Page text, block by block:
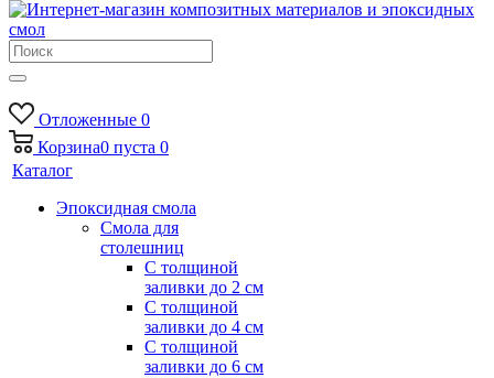
Отложенные 0
Корзина0 пуста 0
Каталог
Эпоксидная смола
Смола для
столешниц
С толщиной
заливки до 2 см
С толщиной
заливки до 4 см
С толщиной
заливки до 6 см